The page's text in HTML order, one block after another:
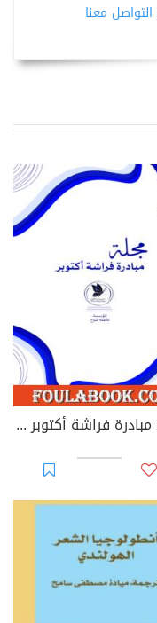
التواصل معنا
مجلة مبادرة فراشة أكتوبر - العدد 39